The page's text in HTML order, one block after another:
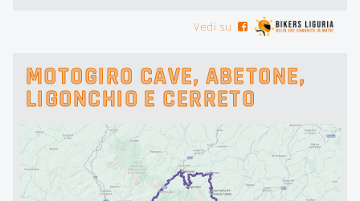
Vedi su
MOTOGIRO CAVE, ABETONE,
LIGONCHIO E CERRETO